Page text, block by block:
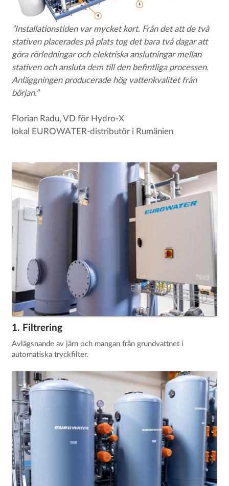
”Installationstiden var mycket kort. Från det att de två
stativen placerades på plats tog det bara två dagar att
göra rörledningar och elektriska anslutningar mellan
stativen och ansluta dem till den befintliga processen.
Anläggningen producerade hög vattenkvalitet från
början.”
Florian Radu, VD för Hydro-X
lokal EUROWATER-distributör i Rumänien
1. Filtrering
Avlägsnande av järn och mangan från grundvattnet i
automatiska tryckfilter.